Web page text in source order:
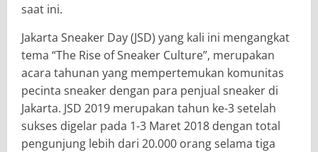
saat ini.
Jakarta Sneaker Day (JSD) yang kali ini mengangkat
tema “The Rise of Sneaker Culture”, merupakan
acara tahunan yang mempertemukan komunitas
pecinta sneaker dengan para penjual sneaker di
Jakarta. JSD 2019 merupakan tahun ke-3 setelah
sukses digelar pada 1-3 Maret 2018 dengan total
pengunjung lebih dari 20.000 orang selama tiga